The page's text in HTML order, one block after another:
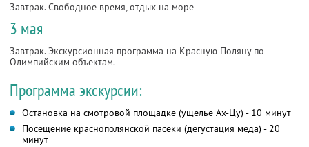
Завтрак. Свободное время, отдых на море
3 мая
Завтрак. Экскурсионная программа на Красную Поляну по
Олимпийским объектам.
Программа экскурсии:
Остановка на смотровой площадке (ущелье Ах-Цу) - 10 минут
Посещение краснополянской пасеки (дегустация меда) - 20
минут